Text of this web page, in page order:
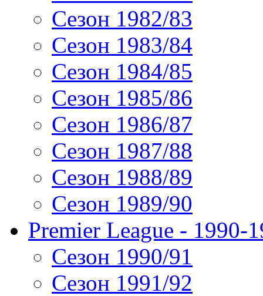
Сезон 1982/83
Сезон 1983/84
Сезон 1984/85
Сезон 1985/86
Сезон 1986/87
Сезон 1987/88
Сезон 1988/89
Сезон 1989/90
Premier League - 1990-
Сезон 1990/91
Сезон 1991/92